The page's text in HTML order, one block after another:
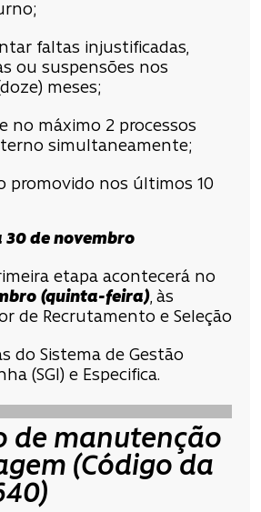
faltas injustificadas,
ou suspensões nos
meses;
no máximo 2 processos
simultaneamente;
promovido nos últimos 10
30 de novembro
etapa acontecerá no
(quinta-feira), às
de Recrutamento e Seleção
do Sistema de Gestão
(SGI) e Especifica.
de manutenção
(Código da